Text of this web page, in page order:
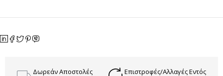
Δωρεάν Αποστολές
Επιστροφές/Αλλαγές Εντός